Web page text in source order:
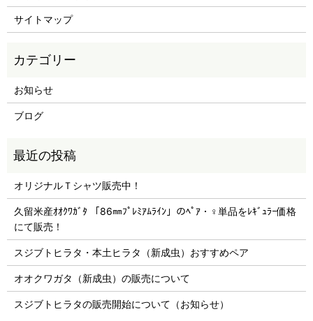
サイトマップ
お知らせ
ブログ
オリジナルＴシャツ販売中！
久留米産ｵｵｸﾜｶﾞﾀ 「86㎜ﾌﾟﾚﾐｱﾑﾗｲﾝ」のﾍﾟｱ・♀単品をﾚｷﾞｭﾗｰ価格
にて販売！
スジブトヒラタ・本土ヒラタ（新成虫）おすすめペア
オオクワガタ（新成虫）の販売について
スジブトヒラタの販売開始について（お知らせ）